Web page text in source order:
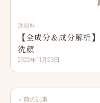
洗顔料
【全成分＆成分解析
洗顔
2022年11月23日
投« 前の記事